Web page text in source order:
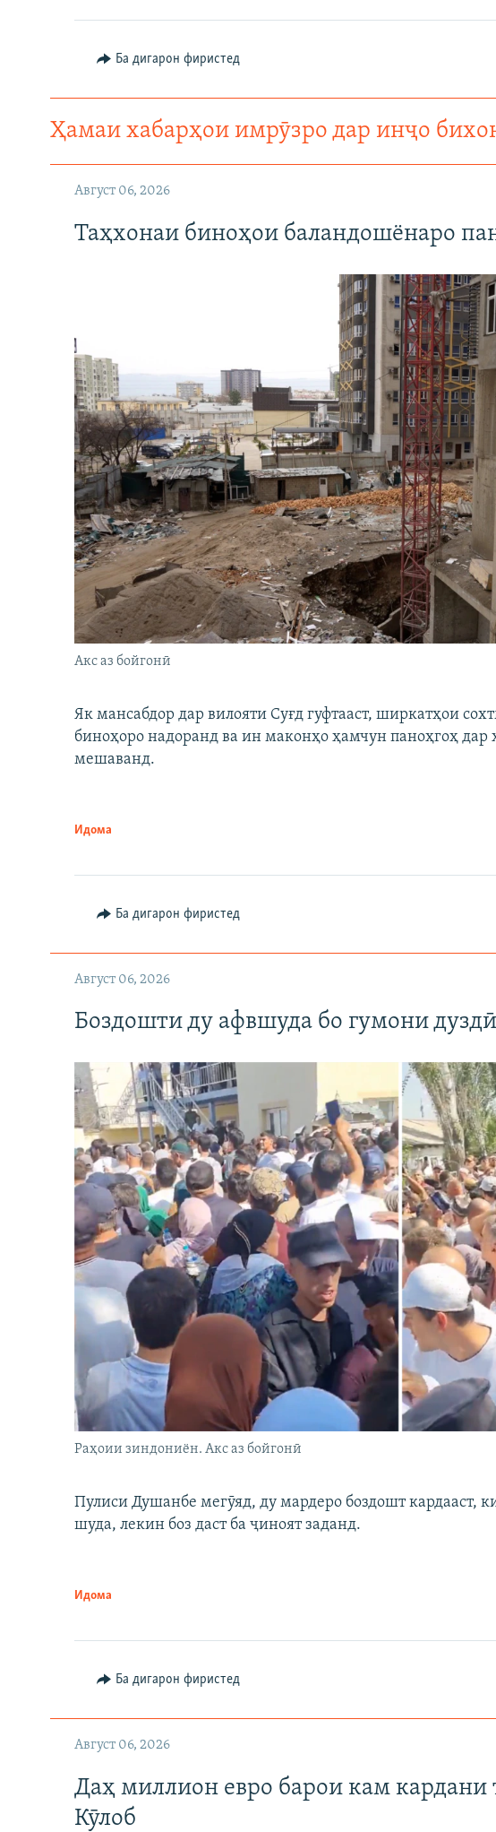
Ба дигарон фиристед
Ҳамаи хабарҳои имрӯзро дар инҷо
Август 06, 2026
Таҳхонаи биноҳои баландошёнаро
Акс аз бойгонӣ
Як мансабдор дар вилояти Суғд гуфтааст, ширкатҳои
биноҳоро надоранд ва ин маконҳо ҳамчун паноҳгоҳ дар
мешаванд.
Идома
Ба дигарон фиристед
Август 06, 2026
Боздошти ду афвшуда бо гумони дуздӣ
Раҳоии зиндониён. Акс аз бойгонӣ
Пулиси Душанбе мегӯяд, ду мардеро боздошт кардааст,
шуда, лекин боз даст ба ҷиноят заданд.
Идома
Ба дигарон фиристед
Август 06, 2026
Даҳ миллион евро барои кам кардани
Кӯлоб